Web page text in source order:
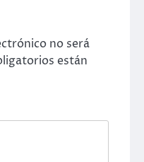
no será
están